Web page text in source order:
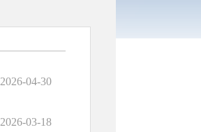
2026-04-30
2026-03-18